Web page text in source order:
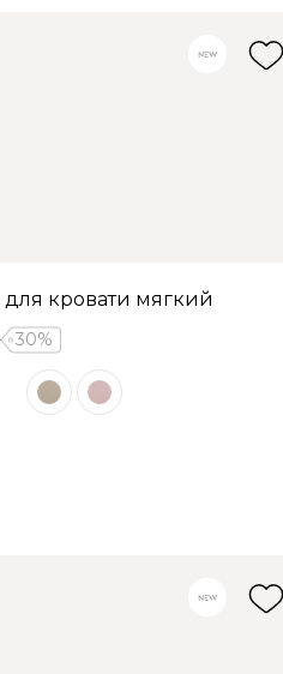
кровати мягкий
30%